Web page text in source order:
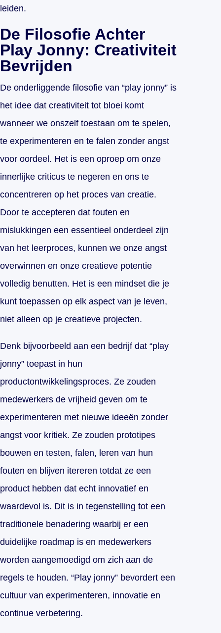
leiden.
De Filosofie Achter
Play Jonny: Creativiteit
Bevrijden
De onderliggende filosofie van “play jonny” is
het idee dat creativiteit tot bloei komt
wanneer we onszelf toestaan om te spelen,
te experimenteren en te falen zonder angst
voor oordeel. Het is een oproep om onze
innerlijke criticus te negeren en ons te
concentreren op het proces van creatie.
Door te accepteren dat fouten en
mislukkingen een essentieel onderdeel zijn
van het leerproces, kunnen we onze angst
overwinnen en onze creatieve potentie
volledig benutten. Het is een mindset die je
kunt toepassen op elk aspect van je leven,
niet alleen op je creatieve projecten.
Denk bijvoorbeeld aan een bedrijf dat “play
jonny” toepast in hun
productontwikkelingsproces. Ze zouden
medewerkers de vrijheid geven om te
experimenteren met nieuwe ideeën zonder
angst voor kritiek. Ze zouden prototipes
bouwen en testen, falen, leren van hun
fouten en blijven itereren totdat ze een
product hebben dat echt innovatief en
waardevol is. Dit is in tegenstelling tot een
traditionele benadering waarbij er een
duidelijke roadmap is en medewerkers
worden aangemoedigd om zich aan de
regels te houden. “Play jonny” bevordert een
cultuur van experimenteren, innovatie en
continue verbetering.